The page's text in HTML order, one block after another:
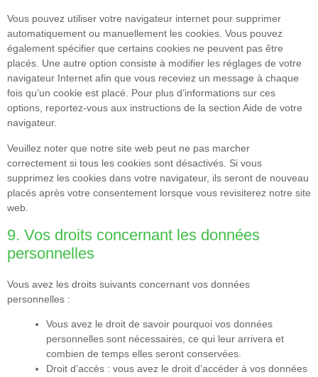
Vous pouvez utiliser votre navigateur internet pour supprimer
automatiquement ou manuellement les cookies. Vous pouvez
également spécifier que certains cookies ne peuvent pas être
placés. Une autre option consiste à modifier les réglages de votre
navigateur Internet afin que vous receviez un message à chaque
fois qu’un cookie est placé. Pour plus d’informations sur ces
options, reportez-vous aux instructions de la section Aide de votre
navigateur.
Veuillez noter que notre site web peut ne pas marcher
correctement si tous les cookies sont désactivés. Si vous
supprimez les cookies dans votre navigateur, ils seront de nouveau
placés après votre consentement lorsque vous revisiterez notre site
web.
9. Vos droits concernant les données
personnelles
Vous avez les droits suivants concernant vos données
personnelles :
Vous avez le droit de savoir pourquoi vos données
personnelles sont nécessaires, ce qui leur arrivera et
combien de temps elles seront conservées.
Droit d’accès : vous avez le droit d’accéder à vos données